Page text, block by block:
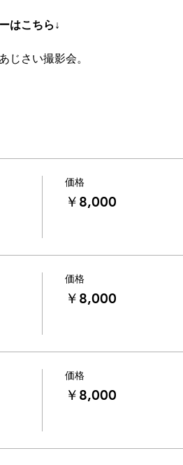
はこちら↓
じさい撮影会。
価格
￥8,000
価格
￥8,000
価格
￥8,000